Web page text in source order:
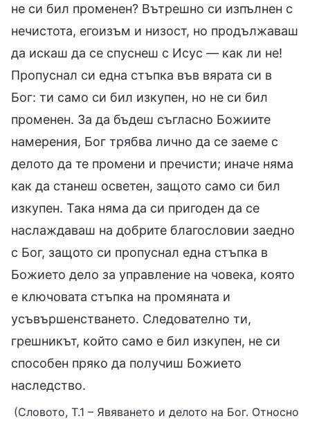
не си бил променен? Вътрешно си изпълнен с
нечистота, егоизъм и низост, но продължаваш
да искаш да се спуснеш с Исус — как ли не!
Пропуснал си една стъпка във вярата си в
Бог: ти само си бил изкупен, но не си бил
променен. За да бъдеш съгласно Божиите
намерения, Бог трябва лично да се заеме с
делото да те промени и пречисти; иначе няма
как да станеш осветен, защото само си бил
изкупен. Така няма да си пригоден да се
наслаждаваш на добрите благословии заедно
с Бог, защото си пропуснал една стъпка в
Божието дело за управление на човека, която
е ключовата стъпка на промяната и
усъвършенстването. Следователно ти,
грешникът, който само е бил изкупен, не си
способен пряко да получиш Божието
наследство.
(Словото, Т.1 – Явяването и делото на Бог. Относно